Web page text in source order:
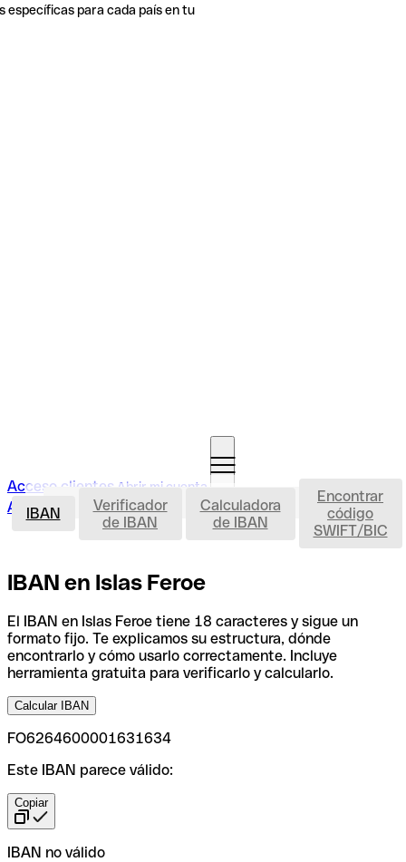
específicas para cada país en tu
Acceso clientes Abrir mi cuenta
Abrir mi cuenta IBAN
IBAN
Verificador
de IBAN
Calculadora
de IBAN
Encontrar
código
SWIFT/BIC
IBAN en Islas Feroe
El IBAN en Islas Feroe tiene 18 caracteres y sigue un
formato fijo. Te explicamos su estructura, dónde
encontrarlo y cómo usarlo correctamente. Incluye
herramienta gratuita para verificarlo y calcularlo.
Calcular IBAN
FO6264600001631634
Este IBAN parece válido:
Copiar
IBAN no válido